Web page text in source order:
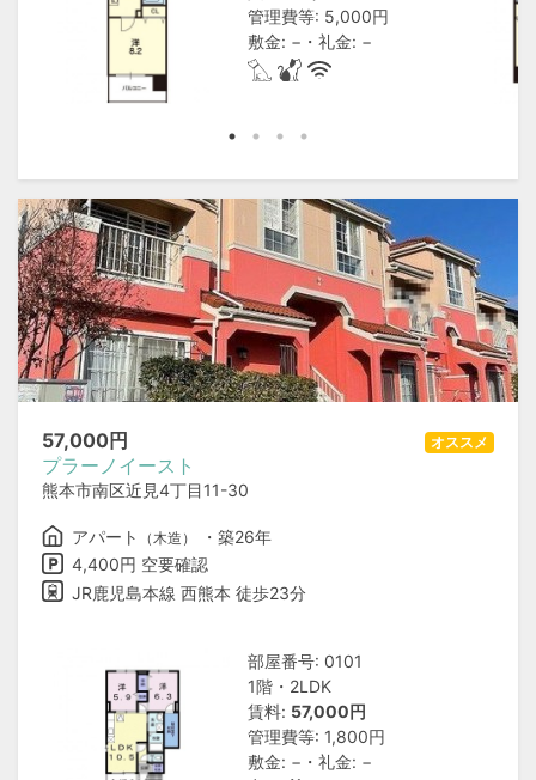
管理費等: 5,000円
敷金: −・礼金: −
57,000円
プラーノイースト
熊本市南区近見4丁目11-30
オススメ
アパート （木造）
・築26年
4,400円 空要確認
JR鹿児島本線 西熊本 徒歩23分
部屋番号: 0101
1階・2LDK
賃料: 57,000円
管理費等: 1,800円
敷金: −・礼金: −